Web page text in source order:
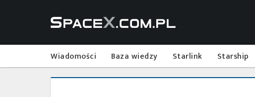
Wiadomości Baza wiedzy Starlink Starship